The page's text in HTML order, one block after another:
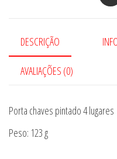
DESCRIÇÃO
AVALIAÇÕES (0)
Porta chaves pintado 4 lugares
Peso: 123 g